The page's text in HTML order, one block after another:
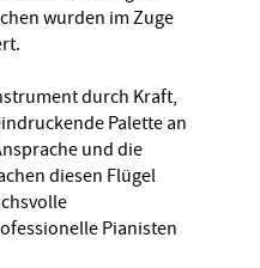
wurden im Zuge
durch Kraft,
Palette an
und die
diesen Flügel
Pianisten